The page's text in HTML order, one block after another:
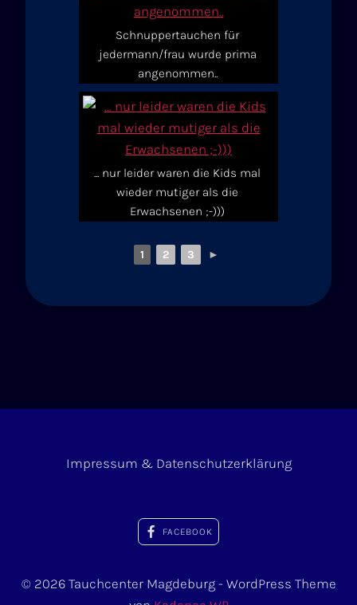
Schnuppertauchen für
jedermann/frau wurde prima
angenommen..
... nur leider waren die Kids mal
wieder mutiger als die
Erwachsenen ;-)))
1 2 3 ►
Impressum & Datenschutzerklärung
FACEBOOK
© 2026 Tauchcenter Magdeburg - WordPress Theme